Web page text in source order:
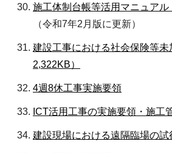
施工体制台帳等活用マニュアル
（令和7年2月版に更新）
建設工事における社会保険等未
2,322KB）
4週8休工事実施要領
ICT活用工事の実施要領・施工
建設現場における遠隔臨場の試